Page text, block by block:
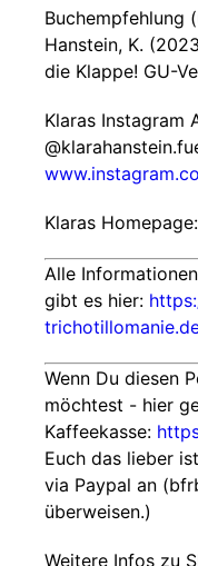
Buchempfehlung
Hanstein, K.
die Klappe! GU-
Klaras Instagram
Klaras Homepage:
Alle
gibt es hier:
Wenn Du diesen
möchtest - hier
Kaffeekasse:
Euch das lieber
via Paypal an
überweisen.)
Weitere Infos zu